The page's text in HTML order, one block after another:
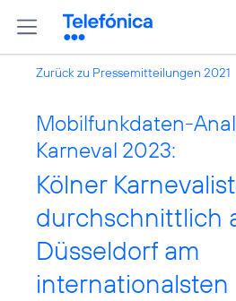
Zurück zu Pressemitteilungen 2021
Mobilfunkdaten-
Karneval 2023:
Kölner
durchschnittlich
Düsseldorf am
internationalsten